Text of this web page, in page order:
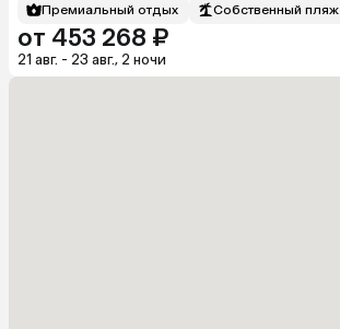
Премиальный отдых
Собственный пляж
от 453 268 ₽
21 авг. - 23 авг., 2 ночи